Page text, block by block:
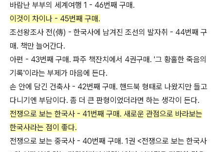
바람난 부부의 세계여행 1 - 46번째 구매.
이것이 차이나 - 45번째 구매.
조선왕조사 전(傳) - 한국사에 남겨진 조선의 발자취 - 44번째 구
매. 책만 늘어간다.
아편 - 43번째 구매. 파주 책잔치에서 4권구매. '그 황홀한 죽음의
기록'이라는 부제가 마음에 든다.
손 안에 담긴 건축사 - 42번째 구매. 핸드북 형태로 나왔지만 들고
다니기엔 부담이다. 좀 더 큰 판형이었더라면 하는 생각이 든다.
전쟁으로 보는 한국사 - 41번째 구매. 새로운 관점으로 바라보는
한국사라는 점이 좋다.
전쟁으로 보는 중국사 - 40번째 구매. 1권 <전쟁으로 보는 한국사